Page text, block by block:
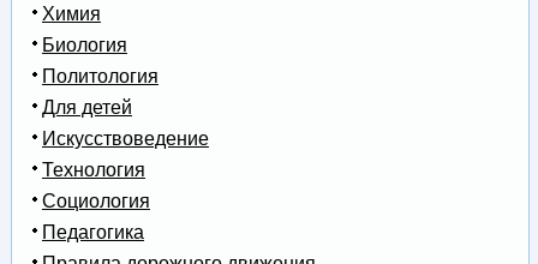
Химия
Биология
Политология
Для детей
Искусствоведение
Технология
Социология
Педагогика